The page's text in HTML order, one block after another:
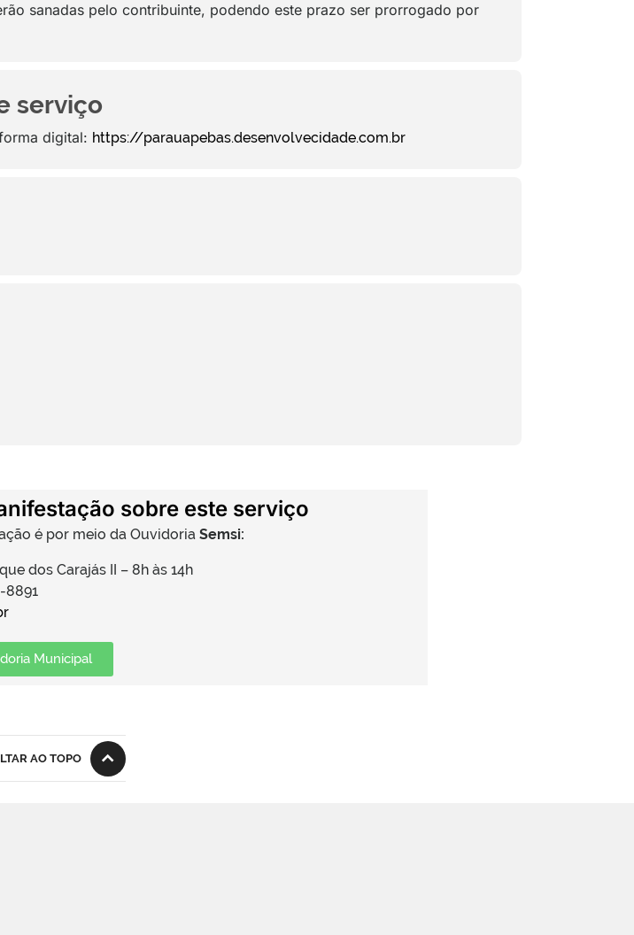
sanadas pelo contribuinte, podendo este prazo ser prorrogado por
serviço
digital: https://parauapebas.desenvolvecidade.com.br
sobre este serviço
é por meio da Ouvidoria Semsi:
dos Carajás II – 8h às 14h
8891
Municipal
AO TOPO